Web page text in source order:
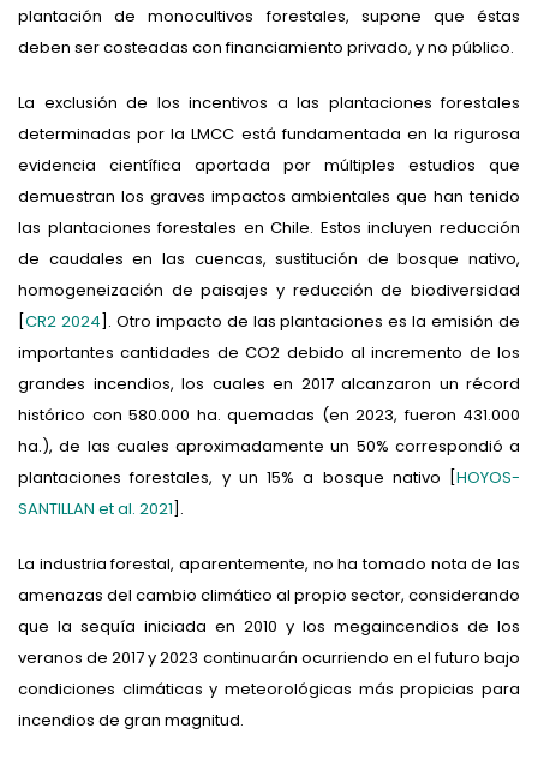
plantación de monocultivos forestales, supone que éstas
deben ser costeadas con financiamiento privado, y no público.
La exclusión de los incentivos a las plantaciones forestales
determinadas por la LMCC está fundamentada en la rigurosa
evidencia científica aportada por múltiples estudios que
demuestran los graves impactos ambientales que han tenido
las plantaciones forestales en Chile. Estos incluyen reducción
de caudales en las cuencas, sustitución de bosque nativo,
homogeneización de paisajes y reducción de biodiversidad
[CR2 2024]. Otro impacto de las plantaciones es la emisión de
importantes cantidades de CO2 debido al incremento de los
grandes incendios, los cuales en 2017 alcanzaron un récord
histórico con 580.000 ha. quemadas (en 2023, fueron 431.000
ha.), de las cuales aproximadamente un 50% correspondió a
plantaciones forestales, y un 15% a bosque nativo [HOYOS-
SANTILLAN et al. 2021].
La industria forestal, aparentemente, no ha tomado nota de las
amenazas del cambio climático al propio sector, considerando
que la sequía iniciada en 2010 y los megaincendios de los
veranos de 2017 y 2023 continuarán ocurriendo en el futuro bajo
condiciones climáticas y meteorológicas más propicias para
incendios de gran magnitud.